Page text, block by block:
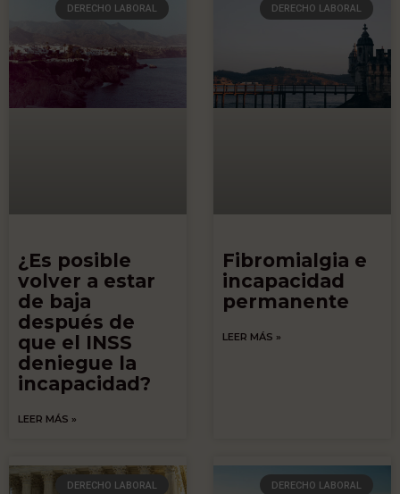
DERECHO LABORAL
¿Es posible
volver a estar
de baja
después de
que el INSS
deniegue la
incapacidad?
LEER MÁS »
DERECHO LABORAL
Fibromialgia e
incapacidad
permanente
LEER MÁS »
DERECHO LABORAL DERECHO LABORAL